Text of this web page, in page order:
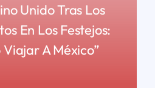
Unido Tras Los
En Los Festejos:
Viajar A México”